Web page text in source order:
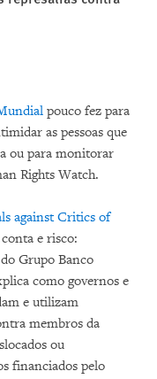
pouco fez para
as pessoas que
ou para monitorar
Rights Watch.
against Critics of
e risco:
Grupo Banco
como governos e
e utilizam
membros da
ou
financiados pelo